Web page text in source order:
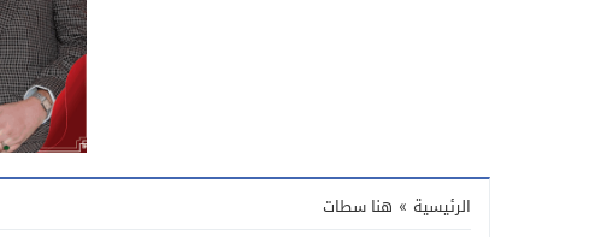
الرئيسية » هنا سطات